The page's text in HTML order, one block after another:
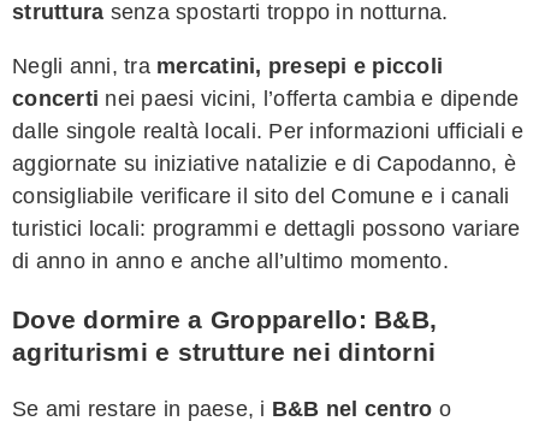
struttura senza spostarti troppo in notturna.
Negli anni, tra mercatini, presepi e piccoli
concerti nei paesi vicini, l’offerta cambia e dipende
dalle singole realtà locali. Per informazioni ufficiali e
aggiornate su iniziative natalizie e di Capodanno, è
consigliabile verificare il sito del Comune e i canali
turistici locali: programmi e dettagli possono variare
di anno in anno e anche all’ultimo momento.
Dove dormire a Gropparello: B&B,
agriturismi e strutture nei dintorni
Se ami restare in paese, i B&B nel centro o